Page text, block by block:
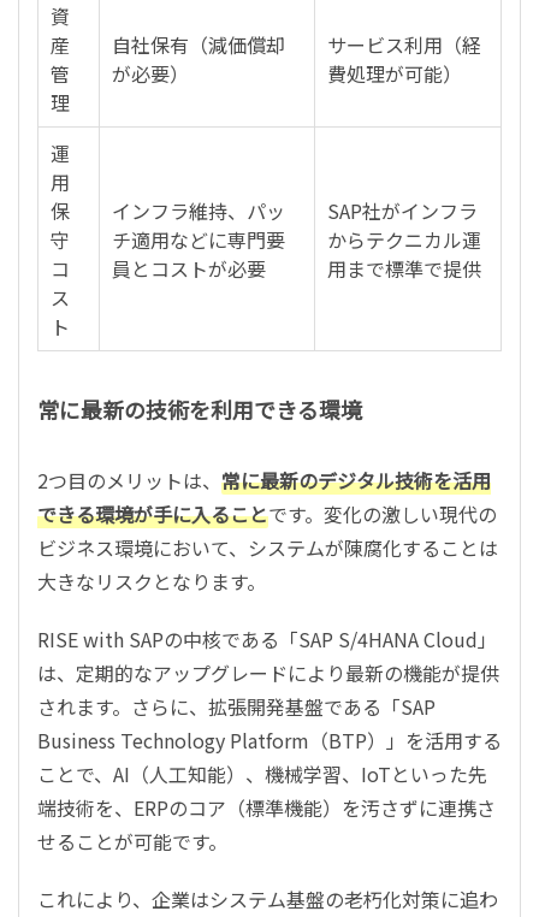
資
産
管
理
自社保有（減価償却
が必要）
サービス利用（経
費処理が可能）
運
用
保
守
コ
ス
ト
インフラ維持、パッ
チ適用などに専門要
員とコストが必要
SAP社がインフラ
からテクニカル運
用まで標準で提供
常に最新の技術を利用できる環境
2つ目のメリットは、 常に最新のデジタル技術を活用
できる環境が手に入ることです。変化の激しい現代の
ビジネス環境において、システムが陳腐化することは
大きなリスクとなります。
RISE with SAPの中核である「SAP S/4HANA Cloud」
は、定期的なアップグレードにより最新の機能が提供
されます。さらに、拡張開発基盤である「SAP
Business Technology Platform（BTP）」を活用する
ことで、AI（人工知能）、機械学習、IoTといった先
端技術を、ERPのコア（標準機能）を汚さずに連携さ
せることが可能です。
これにより、企業はシステム基盤の老朽化対策に追わ